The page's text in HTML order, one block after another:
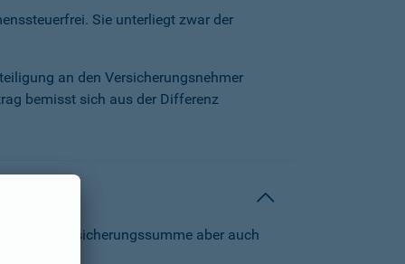
Sie unterliegt zwar der
an den Versicherungsnehmer
bemisst sich aus der Differenz
die Versicherungssumme aber auch